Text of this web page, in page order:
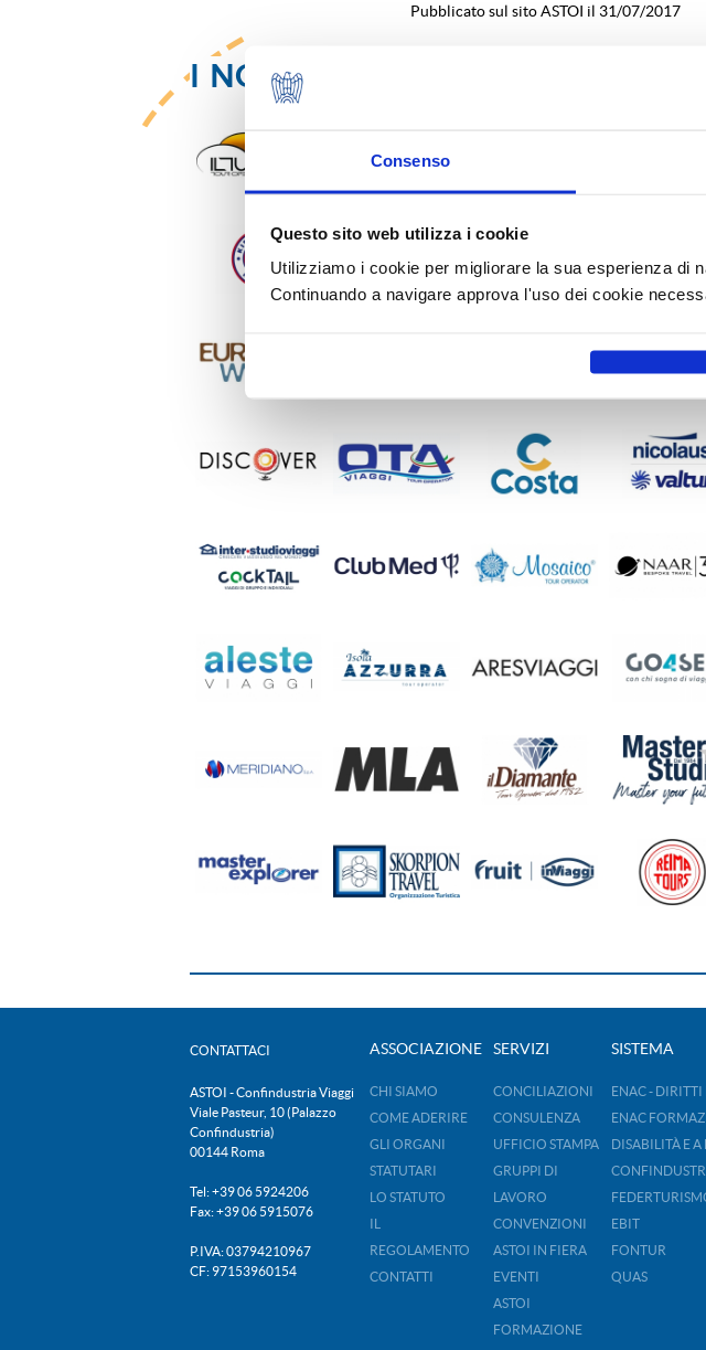
Consenso
Questo sito web utilizza i cookie
Utilizziamo i cookie per migliorare la sua esperienza di
Continuando a navigare approva l'uso dei cookie
Pubblicato sul sito ASTOI il 31/07/2017
I NOSTRI SOCI
CONTATTACI
ASTOI - Confindustria Viaggi
Viale Pasteur, 10 (Palazzo
Confindustria)
00144 Roma
Tel: +39 06 5924206
Fax: +39 06 5915076
P.IVA: 03794210967
CF: 97153960154
ASSOCIAZIONE
CHI SIAMO
COME ADERIRE
GLI ORGANI
STATUTARI
LO STATUTO
REGOLAMENTO
CONTATTI
SERVIZI
CONCILIAZIONI
CONSULENZA
UFFICIO STAMPA
GRUPPI DI
LAVORO
CONVENZIONI
ASTOI IN FIERA
EVENTI
ASTOI
FORMAZIONE
SISTEMA
ENAC -
ENAC
DISABILITÀ E
EBIT
FONTUR
QUAS